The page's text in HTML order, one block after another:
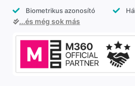
Biometrikus azonosító
...és még sok más